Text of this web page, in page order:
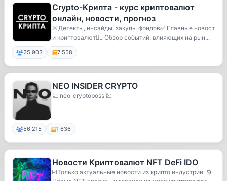
Crypto-Крипта - курс криптовалют
онлайн, новости, прогноз
🔆Детекты, инсайды, закупы фондов✅ Главные новост
и криптовалют🕵️‍♂️ Обзор событий, влияющих на рын...
25 903 7 558
NEO INSIDER CRYPTO
💹 neo_cryptoboss 💹
56 215 1 636
Новости Криптовалют NFT DeFi IDO
☑️Только актуальные новости из крипто индустрии. 🌀